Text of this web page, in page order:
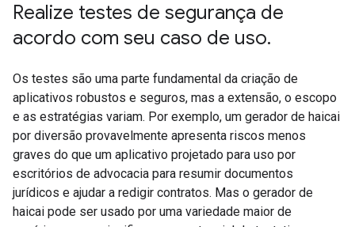
Realize testes de segurança de
acordo com seu caso de uso.
Os testes são uma parte fundamental da criação de
aplicativos robustos e seguros, mas a extensão, o escopo
e as estratégias variam. Por exemplo, um gerador de haicai
por diversão provavelmente apresenta riscos menos
graves do que um aplicativo projetado para uso por
escritórios de advocacia para resumir documentos
jurídicos e ajudar a redigir contratos. Mas o gerador de
haicai pode ser usado por uma variedade maior de